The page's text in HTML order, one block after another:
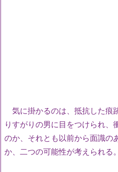
気に掛かるのは、抵抗した痕
りすがりの男に目をつけられ、
のか、それとも以前から面識の
か、二つの可能性が考えられる。